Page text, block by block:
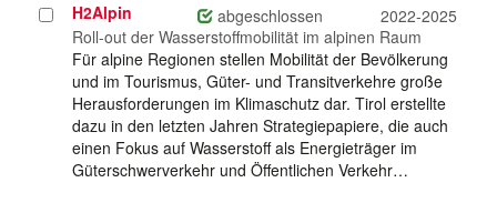
Projekt
auswählen
H2Alpin abgeschlossen
2022-2025
Roll-out der Wasserstoffmobilität im alpinen Raum
Für alpine Regionen stellen Mobilität der Bevölkerung
und im Tourismus, Güter- und Transitverkehre große
Herausforderungen im Klimaschutz dar. Tirol erstellte
dazu in den letzten Jahren Strategiepapiere, die auch
einen Fokus auf Wasserstoff als Energieträger im
Güterschwerverkehr und Öffentlichen Verkehr…